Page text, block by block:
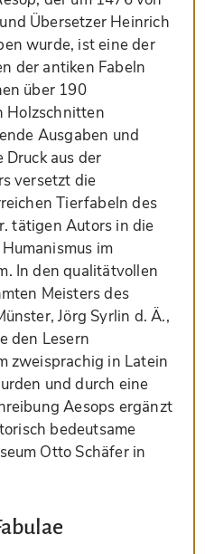
Übersetzer Heinrich
wurde, ist eine der
der antiken Fabeln
über 190
Holzschnitten
Ausgaben und
aus der
versetzt die
Tierfabeln des
tätigen Autors in die
im
In den qualitätvollen
Meisters des
Jörg Syrlin d. Ä.,
den Lesern
zweisprachig in Latein
und durch eine
Aesops ergänzt
bedeutsame
Otto Schäfer in